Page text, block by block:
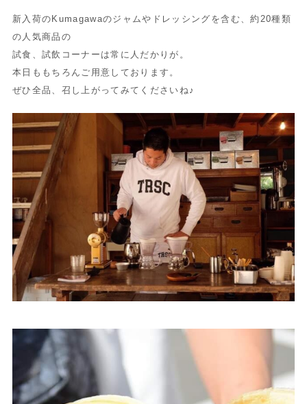
新入荷のKumagawaのジャムやドレッシングを含む、約20種類
の人気商品の
試食、試飲コーナーは常に人だかりが。
本日ももちろんご用意しております。
ぜひ全品、召し上がってみてくださいね♪